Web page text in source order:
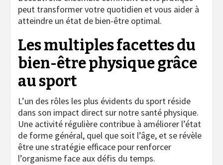
peut transformer votre quotidien et vous aider à
atteindre un état de bien-être optimal.
Les multiples facettes du
bien-être physique grâce
au sport
L’un des rôles les plus évidents du sport réside
dans son impact direct sur notre santé physique.
Une activité régulière contribue à améliorer l’état
de forme général, quel que soit l’âge, et se révèle
être une stratégie efficace pour renforcer
l’organisme face aux défis du temps.